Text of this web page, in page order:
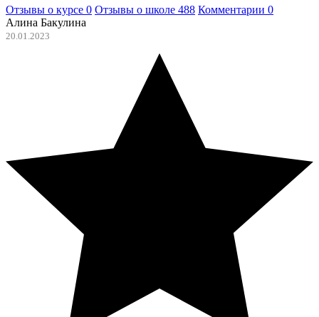
Отзывы о курсе 0 Отзывы о школе 488 Комментарии 0
Алина Бакулина
20.01.2023